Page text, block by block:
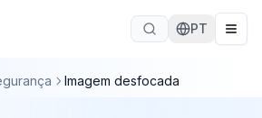
PT
Imagem desfocada